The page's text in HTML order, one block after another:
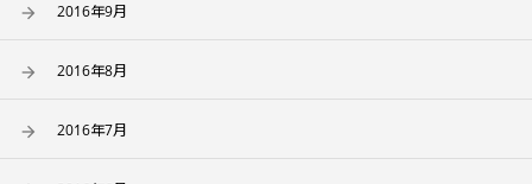
2016年9月
2016年8月
2016年7月